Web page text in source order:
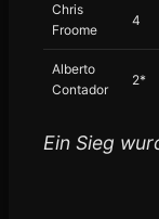
Chris
Froome
4
Alberto
Contador
2*
Ein Sieg